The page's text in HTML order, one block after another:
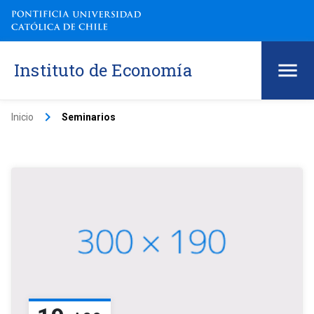
Instituto de Economía
Inicio keyboard_arrow_right Seminarios